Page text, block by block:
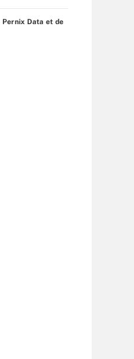
Data et de